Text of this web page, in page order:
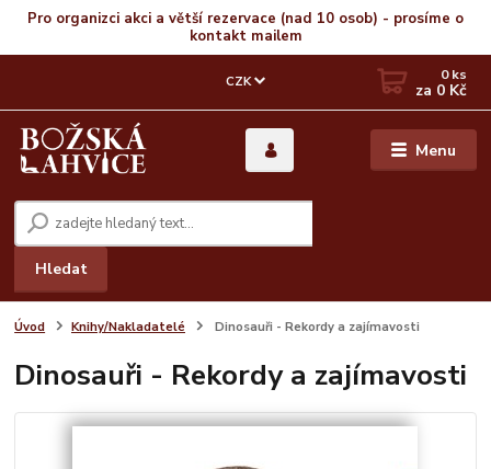
Pro organizci akci a větší rezervace (nad 10 osob) - prosíme o
kontakt mailem
Menu
CZK
Hledat
0ks
za 0 Kč
Úvod Knihy/Nakladatelé Dinosauři - Rekordy a zajímavosti
Dinosauři - Rekordy a zajímavosti